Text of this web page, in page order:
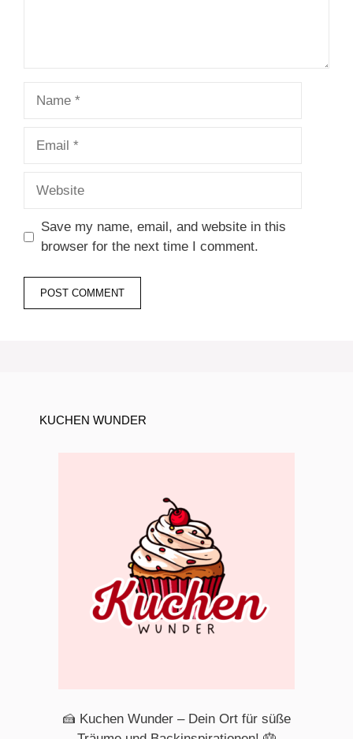
Save my name, email, and website in this
browser for the next time I comment.
KUCHEN WUNDER
🍰 Kuchen Wunder – Dein Ort für süße